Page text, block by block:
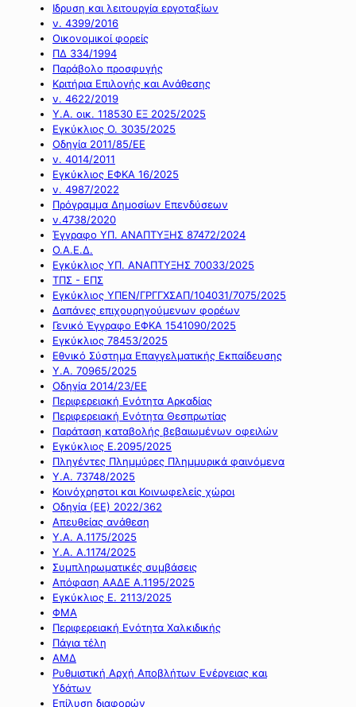
Ιδρυση και λειτουργία εργοταξίων
ν. 4399/2016
Οικονομικοί φορείς
ΠΔ 334/1994
Παράβολο προσφυγής
Κριτήρια Επιλογής και Ανάθεσης
ν. 4622/2019
Υ.Α. οικ. 118530 ΕΞ 2025/2025
Εγκύκλιος Ο. 3035/2025
Οδηγία 2011/85/ΕΕ
ν. 4014/2011
Εγκύκλιος ΕΦΚΑ 16/2025
ν. 4987/2022
Πρόγραμμα Δημοσίων Επενδύσεων
ν.4738/2020
Έγγραφο ΥΠ. ΑΝΑΠΤΥΞΗΣ 87472/2024
Ο.Α.Ε.Δ.
Εγκύκλιος ΥΠ. ΑΝΑΠΤΥΞΗΣ 70033/2025
ΤΠΣ - ΕΠΣ
Εγκύκλιος ΥΠΕΝ/ΓΡΓΓΧΣΑΠ/104031/7075/2025
Δαπάνες επιχουρηγούμενων φορέων
Γενικό Έγγραφο ΕΦΚΑ 1541090/2025
Εγκύκλιος 78453/2025
Εθνικό Σύστημα Επαγγελματικής Εκπαίδευσης
Υ.Α. 70965/2025
Οδηγία 2014/23/ΕΕ
Περιφερειακή Ενότητα Αρκαδίας
Περιφερειακή Ενότητα Θεσπρωτίας
Παράταση καταβολής βεβαιωμένων οφειλών
Εγκύκλιος Ε.2095/2025
Πληγέντες Πλημμύρες Πλημμυρικά φαινόμενα
Υ.Α. 73748/2025
Κοινόχρηστοι και Κοινωφελείς χώροι
Οδηγία (ΕΕ) 2022/362
Απευθείας ανάθεση
Υ.Α. Α.1175/2025
Υ.Α. Α.1174/2025
Συμπληρωματικές συμβάσεις
Απόφαση ΑΑΔΕ Α.1195/2025
Εγκύκλιος Ε. 2113/2025
ΦΜΑ
Περιφερειακή Ενότητα Χαλκιδικής
Πάγια τέλη
ΑΜΔ
Ρυθμιστική Αρχή Αποβλήτων Ενέργειας και
Υδάτων
Επίλυση διαφορών